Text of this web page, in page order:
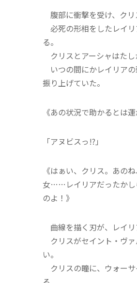
腹部に衝撃を受け、クリ
必死の形相をしたレイ
る。
クリスとアーシャはたし
いつの間にかレイリアの
振り上げていた。
《あの状況で助かるとは
「アヌビスっ!?」
《はぁい、クリス。あの
女……レイリアだったかし
のよ！》
曲線を描く刃が、レイリ
クリスがセイント・ヴァ
い。
クリスの瞳に、ウォー